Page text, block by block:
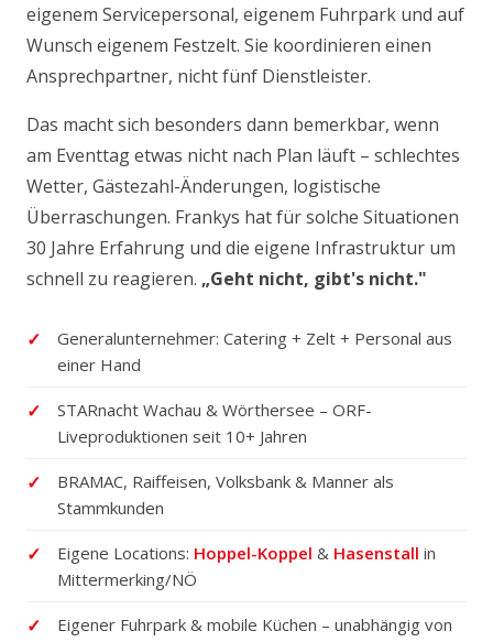
eigenem Servicepersonal, eigenem Fuhrpark und auf
Wunsch eigenem Festzelt. Sie koordinieren einen
Ansprechpartner, nicht fünf Dienstleister.
Das macht sich besonders dann bemerkbar, wenn
am Eventtag etwas nicht nach Plan läuft – schlechtes
Wetter, Gästezahl-Änderungen, logistische
Überraschungen. Frankys hat für solche Situationen
30 Jahre Erfahrung und die eigene Infrastruktur um
schnell zu reagieren. „Geht nicht, gibt's nicht."
Generalunternehmer: Catering + Zelt + Personal aus
einer Hand
STARnacht Wachau & Wörthersee – ORF-
Liveproduktionen seit 10+ Jahren
BRAMAC, Raiffeisen, Volksbank & Manner als
Stammkunden
Eigene Locations: Hoppel-Koppel & Hasenstall in
Mittermerking/NÖ
Eigener Fuhrpark & mobile Küchen – unabhängig von